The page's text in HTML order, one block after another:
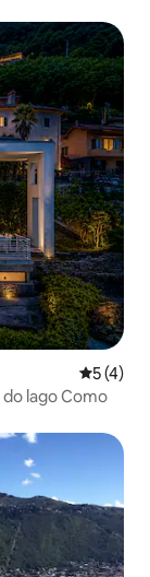
5 de
5 (4)
do lago Como